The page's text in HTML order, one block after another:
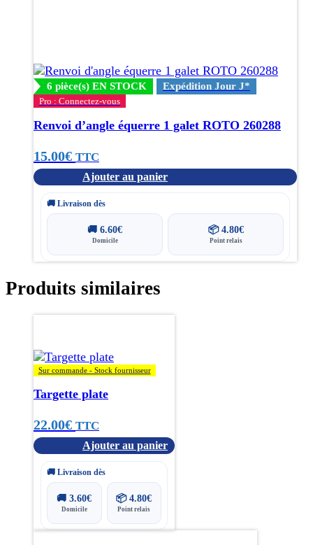
6 pièce(s) EN STOCK Expédition Jour J*
Pro : Connectez-vous
Renvoi d’angle équerre 1 galet ROTO 260288
15.00€ TTC
Ajouter au panier
🚚 Livraison dès
🚚6.60€
Domicile
📦 4.80€
Point relais
Produits similaires
Sur commande - Stock fournisseur
Targette plate
22.00€ TTC
Ajouter au panier
🚚 Livraison dès
🚚3.60€
Domicile
📦4.80€
Point relais